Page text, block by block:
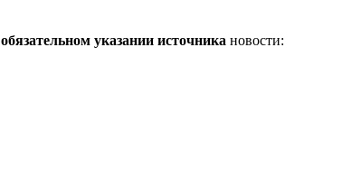
обязательном указании источника новости: